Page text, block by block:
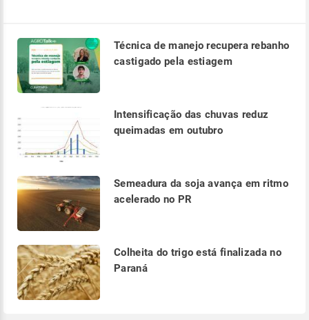
Técnica de manejo recupera rebanho
castigado pela estiagem
Intensificação das chuvas reduz
queimadas em outubro
Semeadura da soja avança em ritmo
acelerado no PR
Colheita do trigo está finalizada no
Paraná